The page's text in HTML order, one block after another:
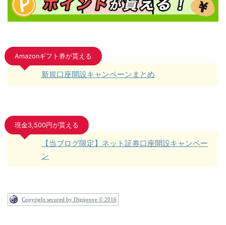
Amazonギフト券が貰える
新規口座開設キャンペーンまとめ
現金3,500円が貰える
【当ブログ限定】ネット証券口座開設キャンペー
ン
Copyright secured by Digiprove © 2016